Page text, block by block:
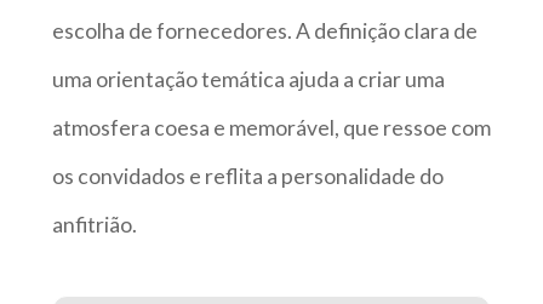
escolha de fornecedores. A definição clara de
uma orientação temática ajuda a criar uma
atmosfera coesa e memorável, que ressoe com
os convidados e reflita a personalidade do
anfitrião.